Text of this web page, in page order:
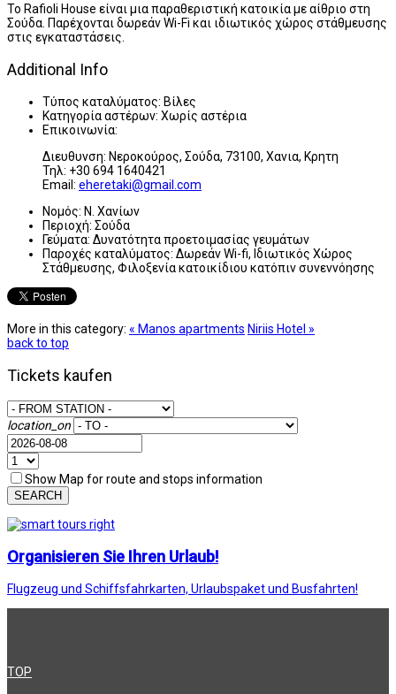
Το Rafioli House είναι μια παραθεριστική κατοικία με αίθριο στη
Σούδα. Παρέχονται δωρεάν Wi-Fi και ιδιωτικός χώρος στάθμευσης
στις εγκαταστάσεις.
Additional Info
Τύπος καταλύματος: Βίλες
Κατηγορία αστέρων: Χωρίς αστέρια
Επικοινωνία:
Διευθυνση: Νεροκούρος, Σούδα, 73100, Χανια, Κρητη
Τηλ: +30 694 1640421
Email: eheretaki@gmail.com
Νομός: Ν. Χανίων
Περιοχή: Σούδα
Γεύματα: Δυνατότητα προετοιμασίας γευμάτων
Παροχές καταλύματος: Δωρεάν Wi-fi, Ιδιωτικός Χώρος
Στάθμευσης, Φιλοξενία κατοικίδιου κατόπιν συνεννόησης
More in this category: « Manos apartments Niriis Hotel »
back to top
Tickets kaufen
location_on
Show Map for route and stops information
SEARCH
Organisieren Sie Ihren Urlaub!
Flugzeug und Schiffsfahrkarten, Urlaubspaket und Busfahrten!
TOP